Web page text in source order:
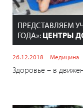
ПРЕДСТАВЛЯЕМ
ГОДА»: ЦЕНТРЫ
26.12.2018 Медицина
Здоровье – в